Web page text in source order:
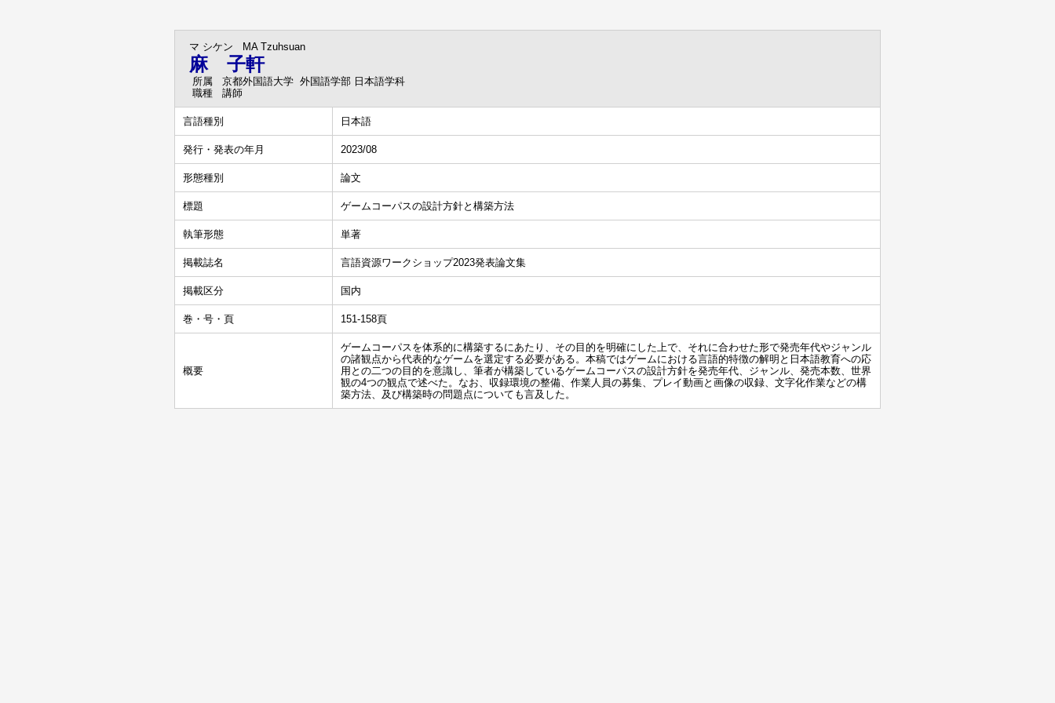
マ シケン MA Tzuhsuan
麻 子軒
所属
京都外国語大学 外国語学部 日本語学科
職種
講師
言語種別 日本語
発行・発表の年月 2023/08
形態種別 論文
標題 ゲームコーパスの設計方針と構築方法
執筆形態 単著
掲載誌名 言語資源ワークショップ2023発表論文集
掲載区分 国内
巻・号・頁 151-158頁
概要
ゲームコーパスを体系的に構築するにあたり、その目的を明確にした上で、それに合わせた形で発売年代やジャンル
の諸観点から代表的なゲームを選定する必要がある。本稿ではゲームにおける言語的特徴の解明と日本語教育への応
用との二つの目的を意識し、筆者が構築しているゲームコーパスの設計方針を発売年代、ジャンル、発売本数、世界
観の4つの観点で述べた。なお、収録環境の整備、作業人員の募集、プレイ動画と画像の収録、文字化作業などの構
築方法、及び構築時の問題点についても言及した。